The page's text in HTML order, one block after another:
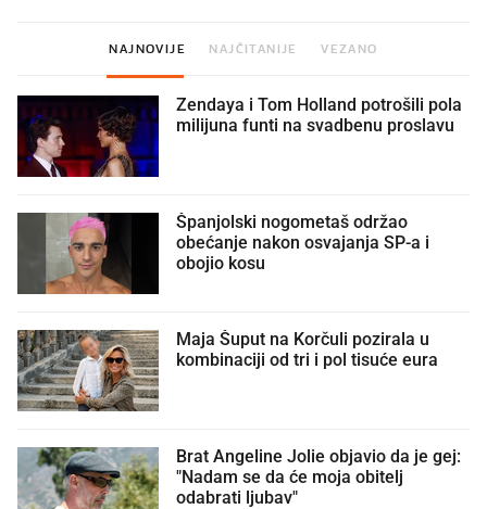
NAJNOVIJE NAJČITANIJE VEZANO
Zendaya i Tom Holland potrošili pola
milijuna funti na svadbenu proslavu
Španjolski nogometaš održao
obećanje nakon osvajanja SP-a i
obojio kosu
Maja Šuput na Korčuli pozirala u
kombinaciji od tri i pol tisuće eura
Brat Angeline Jolie objavio da je gej:
"Nadam se da će moja obitelj
odabrati ljubav"